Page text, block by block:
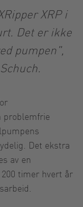
XRP i
Det er ikke
pumpen",
problemfrie
Det ekstra
av en
timer hvert år